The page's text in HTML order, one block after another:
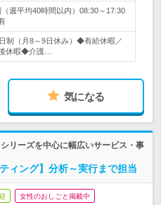
週平均40時間以内）08:30～17:30
制（月8～9日休み）◆有給休暇／
休暇◆介護…
気になる
リーズを中心に幅広いサービス・事
ィング】分析～実行まで担当
女性のおしごと掲載中